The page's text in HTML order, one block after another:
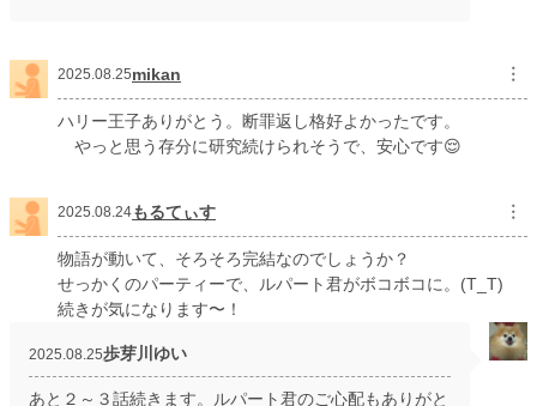
2025.08.25mikan ︙
ハリー王子ありがとう。断罪返し格好よかったです。
やっと思う存分に研究続けられそうで、安心です😌
2025.08.24もるてぃす ︙
物語が動いて、そろそろ完結なのでしょうか？
せっかくのパーティーで、ルパート君がボコボコに。(T_T)
続きが気になります〜！
2025.08.25歩芽川ゆい
あと２～３話続きます。ルパート君のご心配もありがと